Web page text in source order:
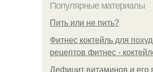
Популярные материалы
Пить или не пить?
Фитнес коктейль для
рецептов фитнес -
Дефицит витаминов и его